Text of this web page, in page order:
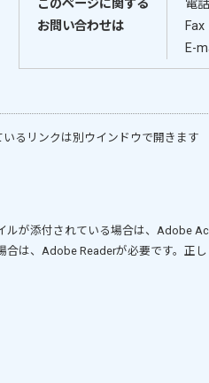
このページに関する
お問い合わせは
電
E-
いるリンクは別ウインドウで開きます
が添付されている場合は、 Adobe
合は、 Adobe Readerが必要です。正